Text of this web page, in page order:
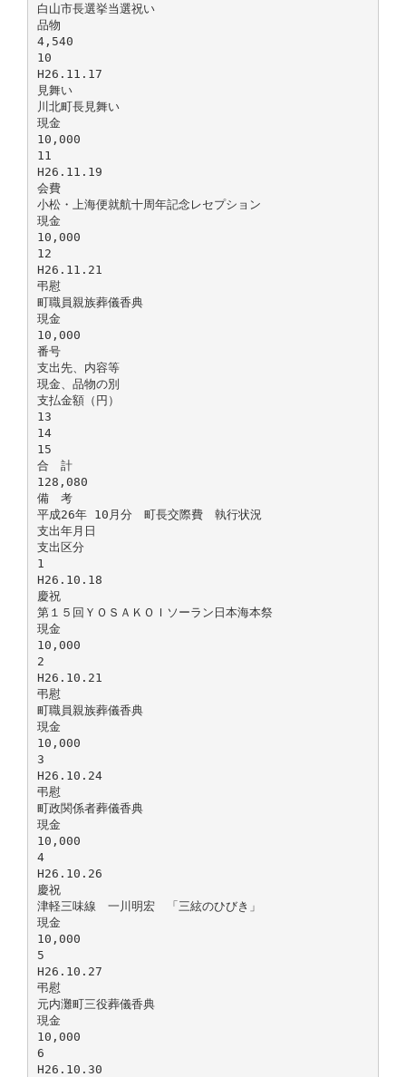
白山市長選挙当選祝い
品物
4,540
10
H26.11.17
見舞い
川北町長見舞い
現金
10,000
11
H26.11.19
会費
小松・上海便就航十周年記念レセプション
現金
10,000
12
H26.11.21
弔慰
町職員親族葬儀香典
現金
10,000
番号
支出先、内容等
現金、品物の別
支払金額（円）
13
14
15
合 計
128,080
備 考
平成26年 10月分 町長交際費 執行状況
支出年月日
支出区分
1
H26.10.18
慶祝
第１５回ＹＯＳＡＫＯＩソーラン日本海本祭
現金
10,000
2
H26.10.21
弔慰
町職員親族葬儀香典
現金
10,000
3
H26.10.24
弔慰
町政関係者葬儀香典
現金
10,000
4
H26.10.26
慶祝
津軽三味線 一川明宏 「三絃のひびき」
現金
10,000
5
H26.10.27
弔慰
元内灘町三役葬儀香典
現金
10,000
6
H26.10.30